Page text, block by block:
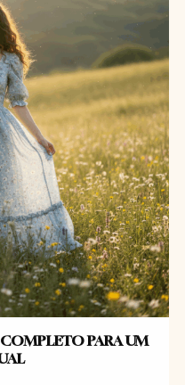
PARA UM